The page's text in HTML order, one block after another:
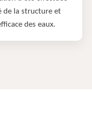
de la structure et
des eaux.